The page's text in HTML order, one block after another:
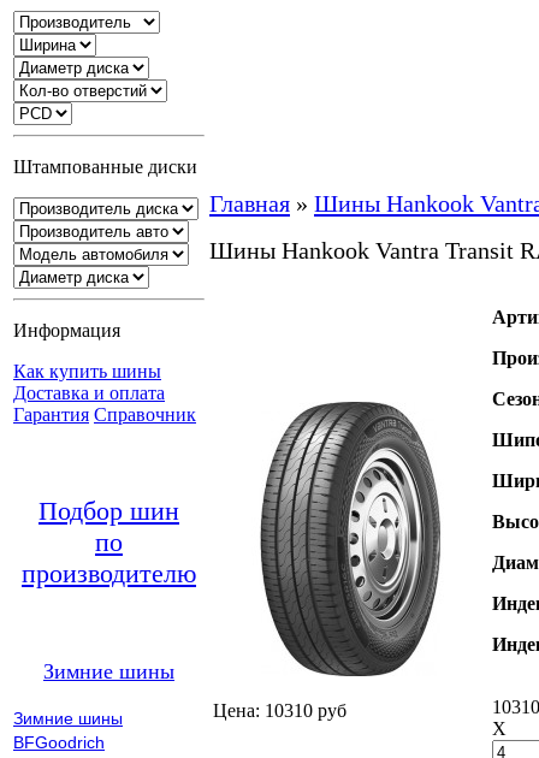
Штампованные диски
Информация
Как купить шины
Доставка и оплата
Гарантия Справочник
Подбор шин
по
производителю
Зимние шины
Зимние шины
BFGoodrich
Главная » Шины Hankook
Шины Hankook Vantra Transit
Цена: 10310 руб
X